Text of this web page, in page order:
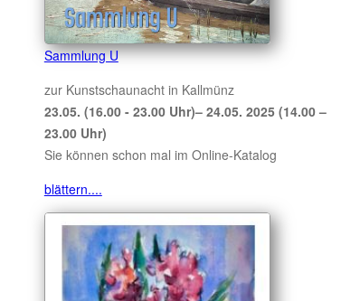
Sammlung U
zur Kunstschaunacht in Kallmünz
23.05. (16.00 - 23.00 Uhr)– 24.05. 2025 (14.00 –
23.00 Uhr)
Sie können schon mal im Online-Katalog
blättern....